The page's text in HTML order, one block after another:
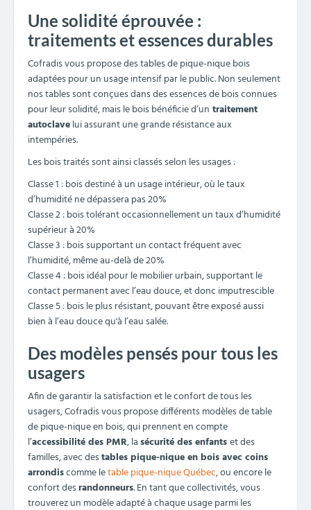
Sur devis
Table en bois pique-nique collectivité
281,00 €HT